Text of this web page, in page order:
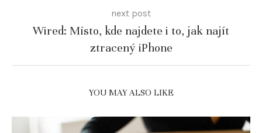
next post
Wired: Místo, kde najdete i to, jak najít
ztracený iPhone
YOU MAY ALSO LIKE